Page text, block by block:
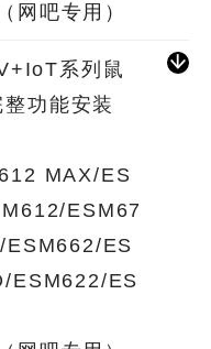
吧专用）
系列鼠
功能安装
MAX/ES
ESM67
ES
ESM622/ES